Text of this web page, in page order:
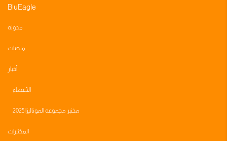
BluEagle
مدونه
منصات
أخبار
الأعضاء
مختبر مجموعه الموناليزا 2025
المختبرات